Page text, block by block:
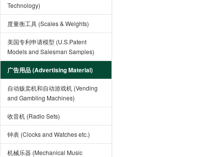
Technology)
度量衡工具 (Scales & Weights)
美国专利申请模型 (U.S.Patent
Models and Salesman Samples)
广告用品 (Advertising Material)
自动贩卖机和自动游戏机 (Vending
and Gambling Machines)
收音机 (Radio Sets)
钟表 (Clocks and Watches etc.)
机械乐器 (Mechanical Music